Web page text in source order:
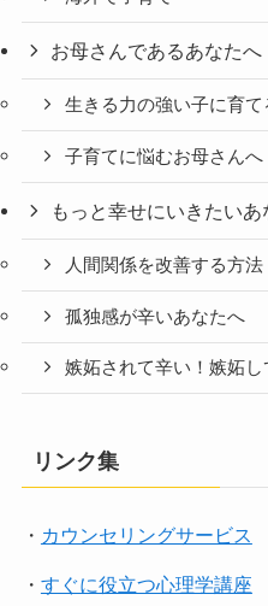
お母さんであるあなたへ
生きる力の強い子に育て
子育てに悩むお母さんへ
もっと幸せにいきたいあ
人間関係を改善する方法
孤独感が辛いあなたへ
嫉妬されて辛い！嫉妬し
リンク集
・ カウンセリングサービス
・ すぐに役立つ心理学講座